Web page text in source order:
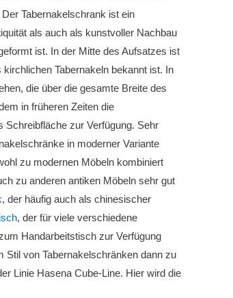
Tabernakelschrank ist ein
als auch als kunstvoller Nachbau
ist. In der Mitte des Aufsatzes ist
Tabernakeln bekannt ist. In
die über die gesamte Breite des
in früheren Zeiten die
Schreibfläche zur Verfügung. Sehr
in moderner Variante
zu modernen Möbeln kombiniert
zu anderen antiken Möbeln sehr gut
, der häufig auch als chinesischer
, der für viele verschiedene
Handarbeitstisch zur Verfügung
Stil von Tabernakelschränken dann zu
Linie Hasena Cube-Line. Hier wird die